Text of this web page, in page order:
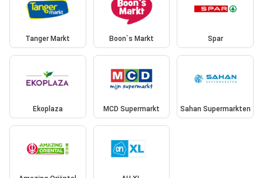
Tanger Markt Boon`s Markt Spar
Ekoplaza MCD Supermarkt Sahan Supermarkten